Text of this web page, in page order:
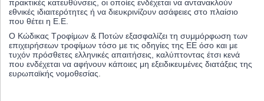
πρακτικές κατευθύνσεις, οι οποίες ενδέχεται να αντανακλούν
εθνικές ιδιαιτερότητες ή να διευκρινίζουν ασάφειες στο πλαίσιο
που θέτει η Ε.Ε.
Ο Κώδικας Τροφίμων & Ποτών εξασφαλίζει τη συμμόρφωση των
επιχειρήσεων τροφίμων τόσο με τις οδηγίες της ΕΕ όσο και με
τυχόν πρόσθετες ελληνικές απαιτήσεις, καλύπτοντας έτσι κενά
που ενδέχεται να αφήνουν κάποιες μη εξειδικευμένες διατάξεις της
ευρωπαϊκής νομοθεσίας.